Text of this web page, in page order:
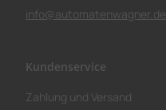
info@automatenwagner.de
Kundenservice
Zahlung und Versand